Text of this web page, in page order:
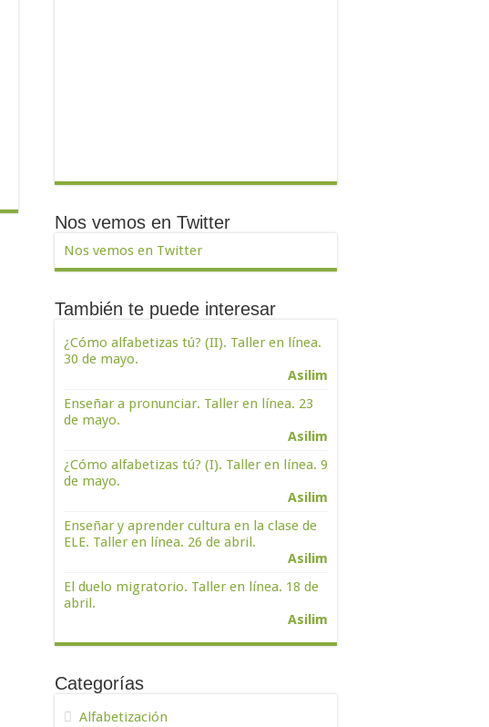
Nos vemos en Twitter
Nos vemos en Twitter
También te puede interesar
¿Cómo alfabetizas tú? (II). Taller en línea.
30 de mayo.
Asilim
Enseñar a pronunciar. Taller en línea. 23
de mayo.
Asilim
¿Cómo alfabetizas tú? (I). Taller en línea. 9
de mayo.
Asilim
Enseñar y aprender cultura en la clase de
ELE. Taller en línea. 26 de abril.
Asilim
El duelo migratorio. Taller en línea. 18 de
abril.
Asilim
Categorías
Alfabetización